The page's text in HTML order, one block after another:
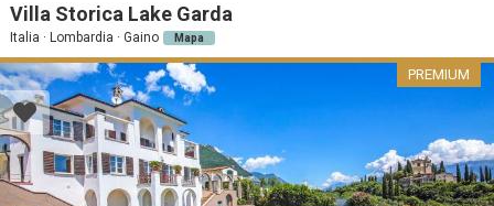
Villa Storica Lake Garda
Italia · Lombardia · Gaino Mapa
PREMIUM